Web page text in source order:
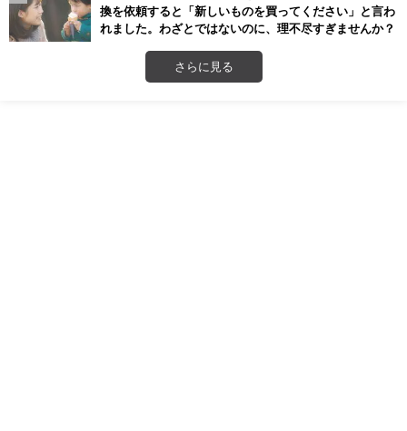
換を依頼すると「新しいものを買ってください」と言わ
れました。わざとではないのに、理不尽すぎませんか？
さらに見る